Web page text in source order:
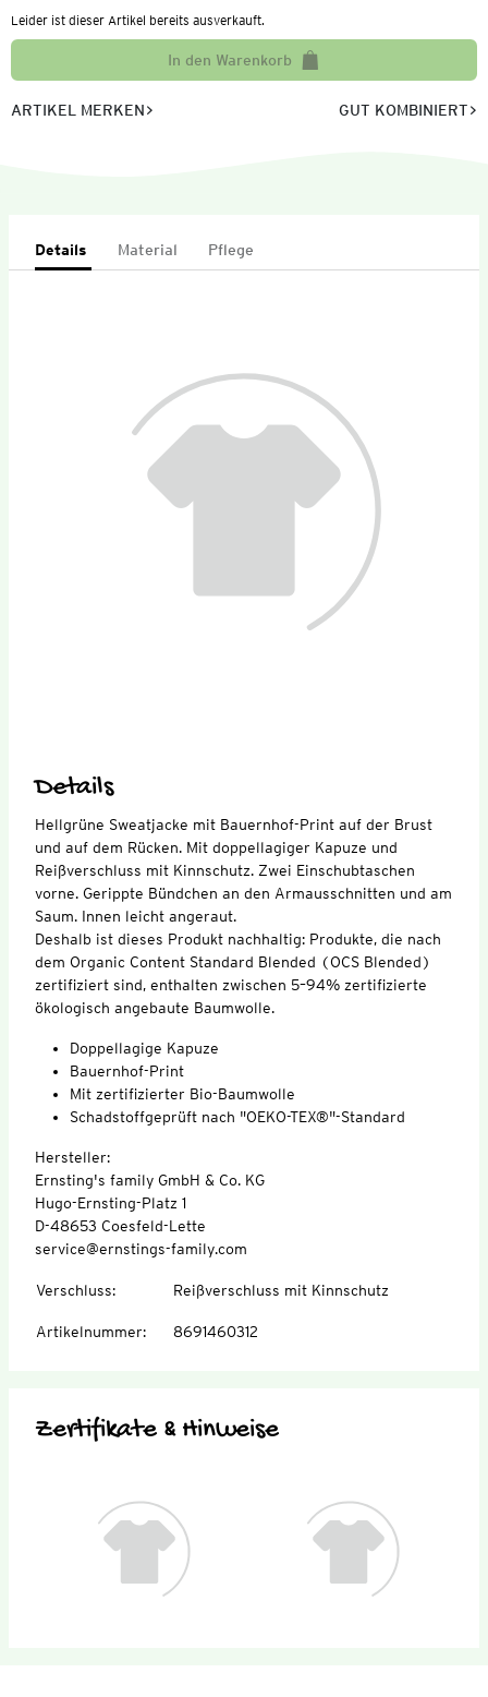
Leider ist dieser Artikel bereits ausverkauft.
In den Warenkorb
ARTIKEL MERKEN GUT KOMBINIERT
Details Material Pflege
Details
Hellgrüne Sweatjacke mit Bauernhof-Print auf der Brust
und auf dem Rücken. Mit doppellagiger Kapuze und
Reißverschluss mit Kinnschutz. Zwei Einschubtaschen
vorne. Gerippte Bündchen an den Armausschnitten und am
Saum. Innen leicht angeraut.
Deshalb ist dieses Produkt nachhaltig: Produkte, die nach
dem Organic Content Standard Blended (OCS Blended)
zertifiziert sind, enthalten zwischen 5–94% zertifizierte
ökologisch angebaute Baumwolle.
Doppellagige Kapuze
Bauernhof-Print
Mit zertifizierter Bio-Baumwolle
Schadstoffgeprüft nach "OEKO-TEX®"-Standard
Hersteller:
Ernsting's family GmbH & Co. KG
Hugo-Ernsting-Platz 1
D-48653 Coesfeld-Lette
service@ernstings-family.com
Verschluss: Reißverschluss mit Kinnschutz
Artikelnummer: 8691460312
Zertifikate & Hinweise